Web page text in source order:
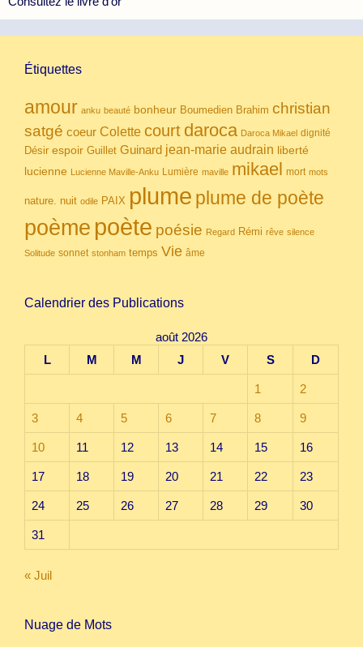
Étiquettes
amour anku beauté bonheur Boumedien Brahim christian
satgé coeur Colette court daroca Daroca Mikael dignité
Désir espoir Guillet Guinard jean-marie audrain liberté
lucienne Lucienne Maville-Anku Lumière maville mikael mort mots
nature. nuit odile PAIX plume plume de poète
poème poète poésie Regard Rémi rêve silence
Solitude sonnet stonham temps Vie âme
Calendrier des Publications
août 2026
L
M M J V S D
1 2
3 4 5 6 7 8 9
10 11 12 13 14 15 16
17 18 19 20 21 22 23
24 25 26 27 28 29 30
31
« Juil
Nuage de Mots